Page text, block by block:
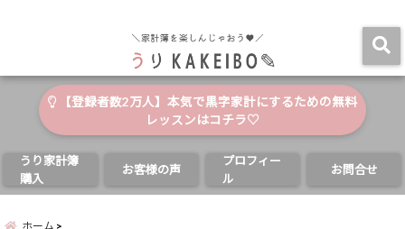
【登録者数2万人】本気で黒字家計にするための無料
レッスンはコチラ♡
うり家計簿
購入
お客様の声
プロフィー
ル
お問合せ
ホーム